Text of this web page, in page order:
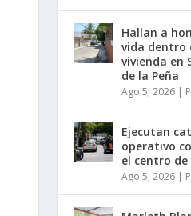
Hallan a
vida dentro
vivienda en
de la Peña
Ago 5, 2026|
Ejecutan
operativo
el centro
Ago 5, 2026|